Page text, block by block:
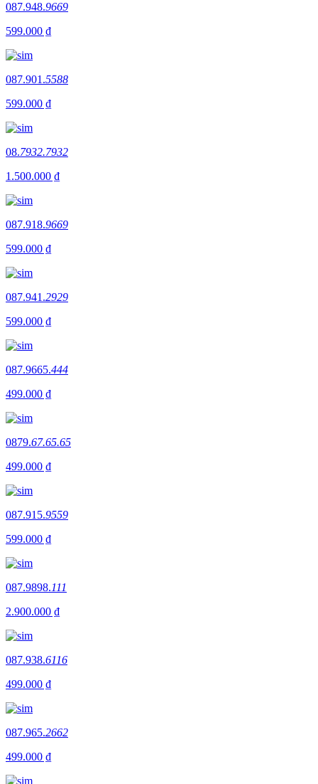
087.948.9669
599.000 ₫
087.901.5588
599.000 ₫
08.7932.7932
1.500.000 ₫
087.918.9669
599.000 ₫
087.941.2929
599.000 ₫
087.9665.444
499.000 ₫
0879.67.65.65
499.000 ₫
087.915.9559
599.000 ₫
087.9898.111
2.900.000 ₫
087.938.6116
499.000 ₫
087.965.2662
499.000 ₫